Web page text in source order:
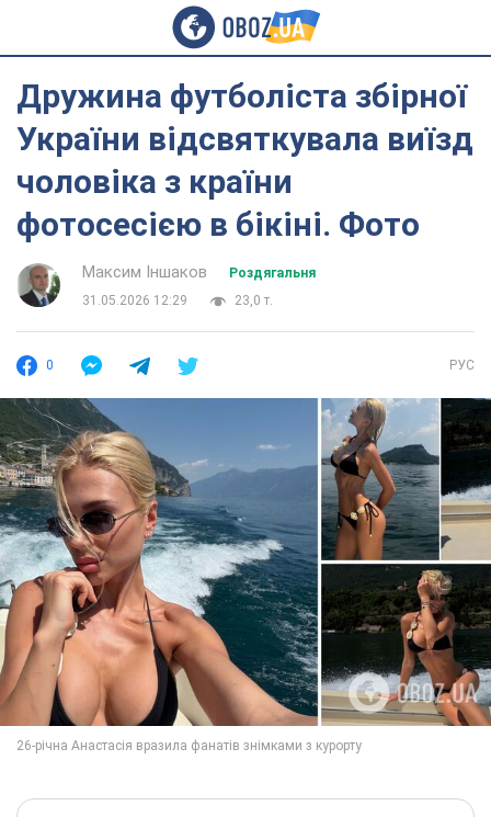
Дружина футболіста збірної
України відсвяткувала виїзд
чоловіка з країни
фотосесією в бікіні. Фото
Максим Іншаков
Роздягальня
31.05.2026 12:29
23,0 т.
0 РУС